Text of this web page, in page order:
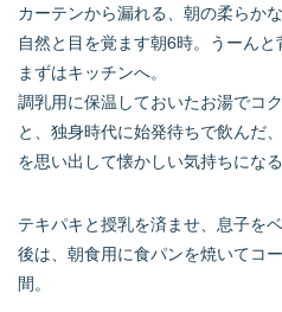
カーテンから漏れる、朝の柔らか
自然と目を覚ます朝6時。うーんと
まずはキッチンへ。
調乳用に保温しておいたお湯でコ
と、独身時代に始発待ちで飲んだ
を思い出して懐かしい気持ちになる
テキパキと授乳を済ませ、息子を
後は、朝食用に食パンを焼いてコ
間。